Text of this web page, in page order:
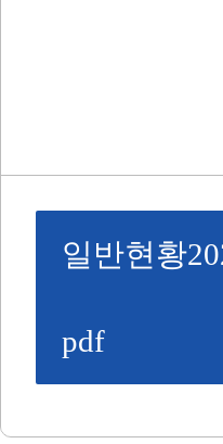
일반현황
pdf